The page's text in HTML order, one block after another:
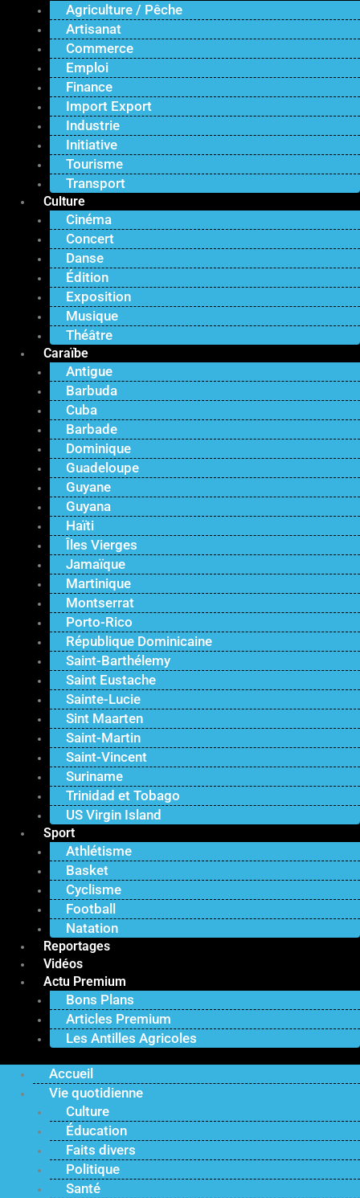
Agriculture / Pêche
Artisanat
Commerce
Emploi
Finance
Import Export
Industrie
Initiative
Tourisme
Transport
Culture
Cinéma
Concert
Danse
Édition
Exposition
Musique
Théâtre
Caraïbe
Antigue
Barbuda
Cuba
Barbade
Dominique
Guadeloupe
Guyane
Guyana
Haïti
Îles Vierges
Jamaïque
Martinique
Montserrat
Porto-Rico
République Dominicaine
Saint-Barthélemy
Saint Eustache
Sainte-Lucie
Sint Maarten
Saint-Martin
Saint-Vincent
Suriname
Trinidad et Tobago
US Virgin Island
Sport
Athlétisme
Basket
Cyclisme
Football
Natation
Reportages
Vidéos
Actu Premium
Bons Plans
Articles Premium
Les Antilles Agricoles
Accueil
Vie quotidienne
Culture
Éducation
Faits divers
Politique
Santé